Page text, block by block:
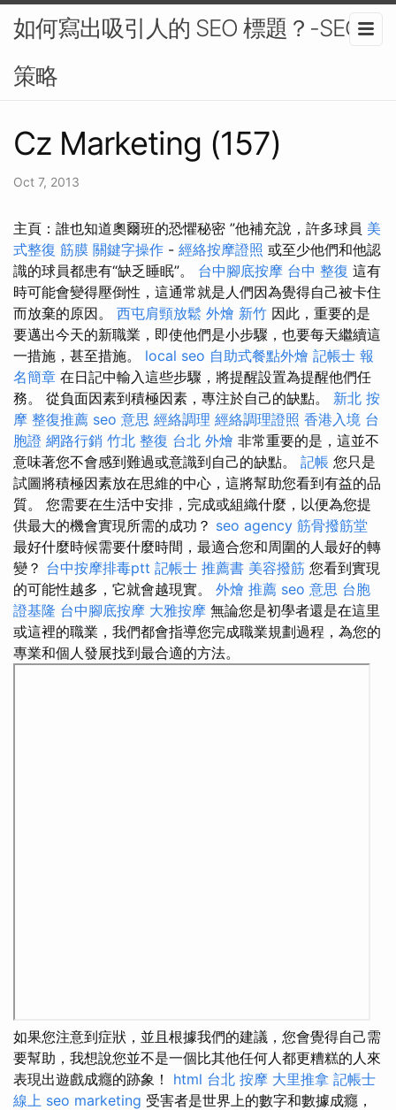
如何寫出吸引人的 SEO 標題？-SEO
策略
Cz Marketing (157)
Oct 7, 2013
主頁：誰也知道奧爾班的恐懼秘密 ”他補充說，許多球員 美
式整復 筋膜 關鍵字操作 - 經絡按摩證照 或至少他們和他認
識的球員都患有“缺乏睡眠”。 台中腳底按摩 台中 整復 這有
時可能會變得壓倒性，這通常就是人們因為覺得自己被卡住
而放棄的原因。 西屯肩頸放鬆 外燴 新竹 因此，重要的是
要邁出今天的新職業，即使他們是小步驟，也要每天繼續這
一措施，甚至措施。 local seo 自助式餐點外燴 記帳士 報
名簡章 在日記中輸入這些步驟，將提醒設置為提醒他們任
務。 從負面因素到積極因素，專注於自己的缺點。 新北 按
摩 整復推薦 seo 意思 經絡調理 經絡調理證照 香港入境 台
胞證 網路行銷 竹北 整復 台北 外燴 非常重要的是，這並不
意味著您不會感到難過或意識到自己的缺點。 記帳 您只是
試圖將積極因素放在思維的中心，這將幫助您看到有益的品
質。 您需要在生活中安排，完成或組織什麼，以便為您提
供最大的機會實現所需的成功？ seo agency 筋骨撥筋堂
最好什麼時候需要什麼時間，最適合您和周圍的人最好的轉
變？ 台中按摩排毒ptt 記帳士 推薦書 美容撥筋 您看到實現
的可能性越多，它就會越現實。 外燴 推薦 seo 意思 台胞
證基隆 台中腳底按摩 大雅按摩 無論您是初學者還是在這里
或這裡的職業，我們都會指導您完成職業規劃過程，為您的
專業和個人發展找到最合適的方法。
如果您注意到症狀，並且根據我們的建議，您會覺得自己需
要幫助，我想說您並不是一個比其他任何人都更糟糕的人來
表現出遊戲成癮的跡象！ html 台北 按摩 大里推拿 記帳士
線上 seo marketing 受害者是世界上的數字和數據成癮，